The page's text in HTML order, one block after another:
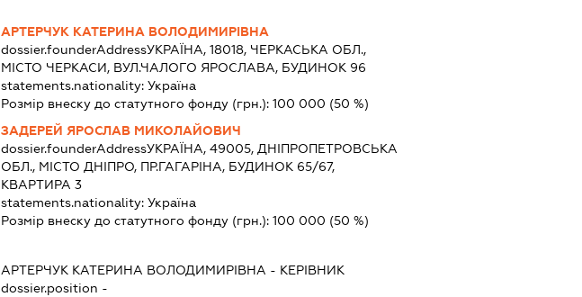
АРТЕРЧУК КАТЕРИНА ВОЛОДИМИРІВНА
dossier.founderAddressУКРАЇНА, 18018, ЧЕРКАСЬКА ОБЛ.,
МІСТО ЧЕРКАСИ, ВУЛ.ЧАЛОГО ЯРОСЛАВА, БУДИНОК 96
statements.nationality:Україна
Розмір внеску до статутного фонду (грн.):100 000 (50 %)
ЗАДЕРЕЙ ЯРОСЛАВ МИКОЛАЙОВИЧ
dossier.founderAddressУКРАЇНА, 49005, ДНІПРОПЕТРОВСЬКА
ОБЛ., МІСТО ДНІПРО, ПР.ГАГАРІНА, БУДИНОК 65/67,
КВАРТИРА 3
statements.nationality:Україна
Розмір внеску до статутного фонду (грн.):100 000 (50 %)
АРТЕРЧУК КАТЕРИНА ВОЛОДИМИРІВНА - КЕРІВНИК
dossier.position -